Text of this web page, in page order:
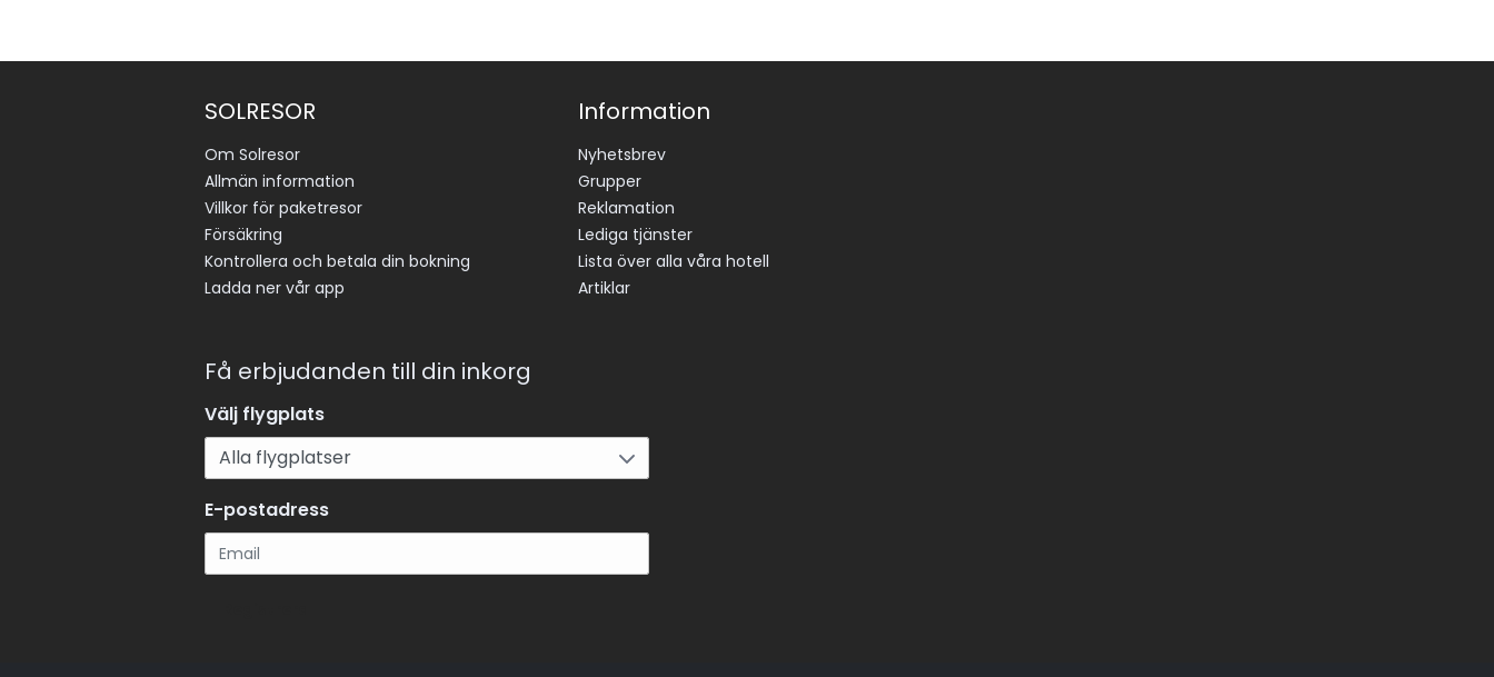
SOLRESOR
Om Solresor
Allmän information
Villkor för paketresor
Försäkring
Kontrollera och betala din bokning
Ladda ner vår app
Information
Nyhetsbrev
Grupper
Reklamation
Lediga tjänster
Lista över alla våra hotell
Artiklar
Få erbjudanden till din inkorg
Välj flygplats
E-postadress